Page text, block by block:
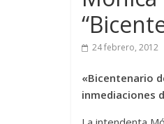
24 febrero, 2012
«Bicentenario
inmediaciones